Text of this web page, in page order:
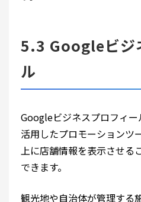
5.3 Googleビジ
ル
Googleビジネスプロフィ
活用したプロモーションツ
上に店舗情報を表示させる
できます。
観光地や自治体が管理する